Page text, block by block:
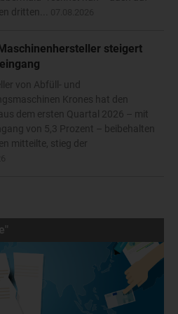
dritten...
steigert
von Abfüll- und
Krones hat den
dem ersten Quartal 2026 – mit
von 5,3 Prozent – beibehalten
mitteilte, stieg der